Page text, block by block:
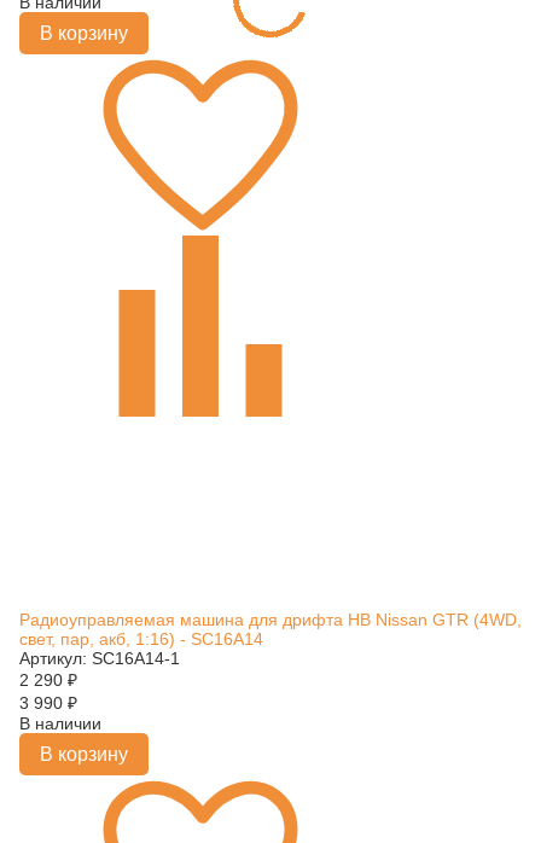
В корзину
Радиоуправляемая машина для дрифта HB Nissan GTR (4WD,
свет, пар, акб, 1:16) - SC16A14
Артикул: SC16A14-1
2 290 ₽
3 990 ₽
В наличии
В корзину